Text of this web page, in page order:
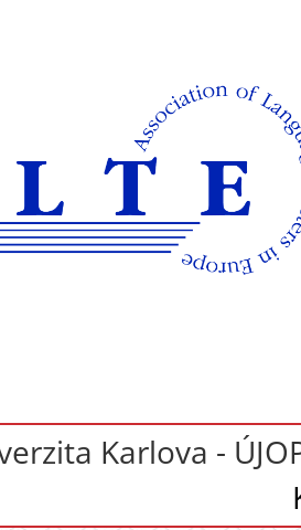
Karlova -